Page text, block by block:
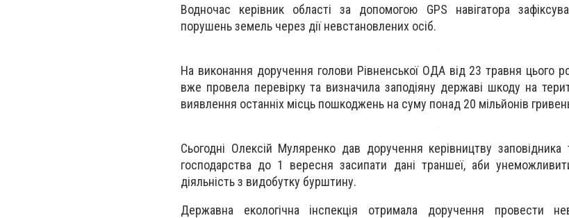
Водночас керівник області за допомогою GPS навігатора
порушень земель через дії невстановлених осіб.
На виконання доручення голови Рівненської ОДА від 23 травня цього
вже провела перевірку та визначила заподіяну державі шкоду на
виявлення останніх місць пошкоджень на суму понад 20 мільйонів
Сьогодні Олексій Муляренко дав доручення керівництву заповідника
господарства до 1 вересня засипати дані траншеї, аби
діяльність з видобутку бурштину.
Державна екологічна інспекція отримала доручення провести